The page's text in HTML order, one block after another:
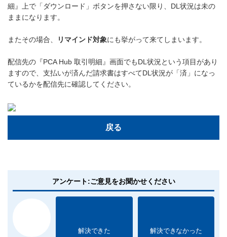
細』上で「ダウンロード」ボタンを押さない限り、DL状況は未の
ままになります。
またその場合、 リマインド対象にも挙がって来てしまいます。
配信先の『PCA Hub 取引明細』画面でもDL状況という項目があり
ますので、支払いが済んだ請求書はすべてDL状況が「済」になっ
ているかを配信先に確認してください。
戻る
アンケート:ご意見をお聞かせください
解決できた 解決できなかった